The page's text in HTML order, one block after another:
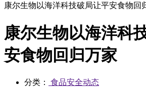
康尔生物以海洋科技破局让平安食物回
康尔生物以海洋科
安食物回归万家
分类：
食品安全动态